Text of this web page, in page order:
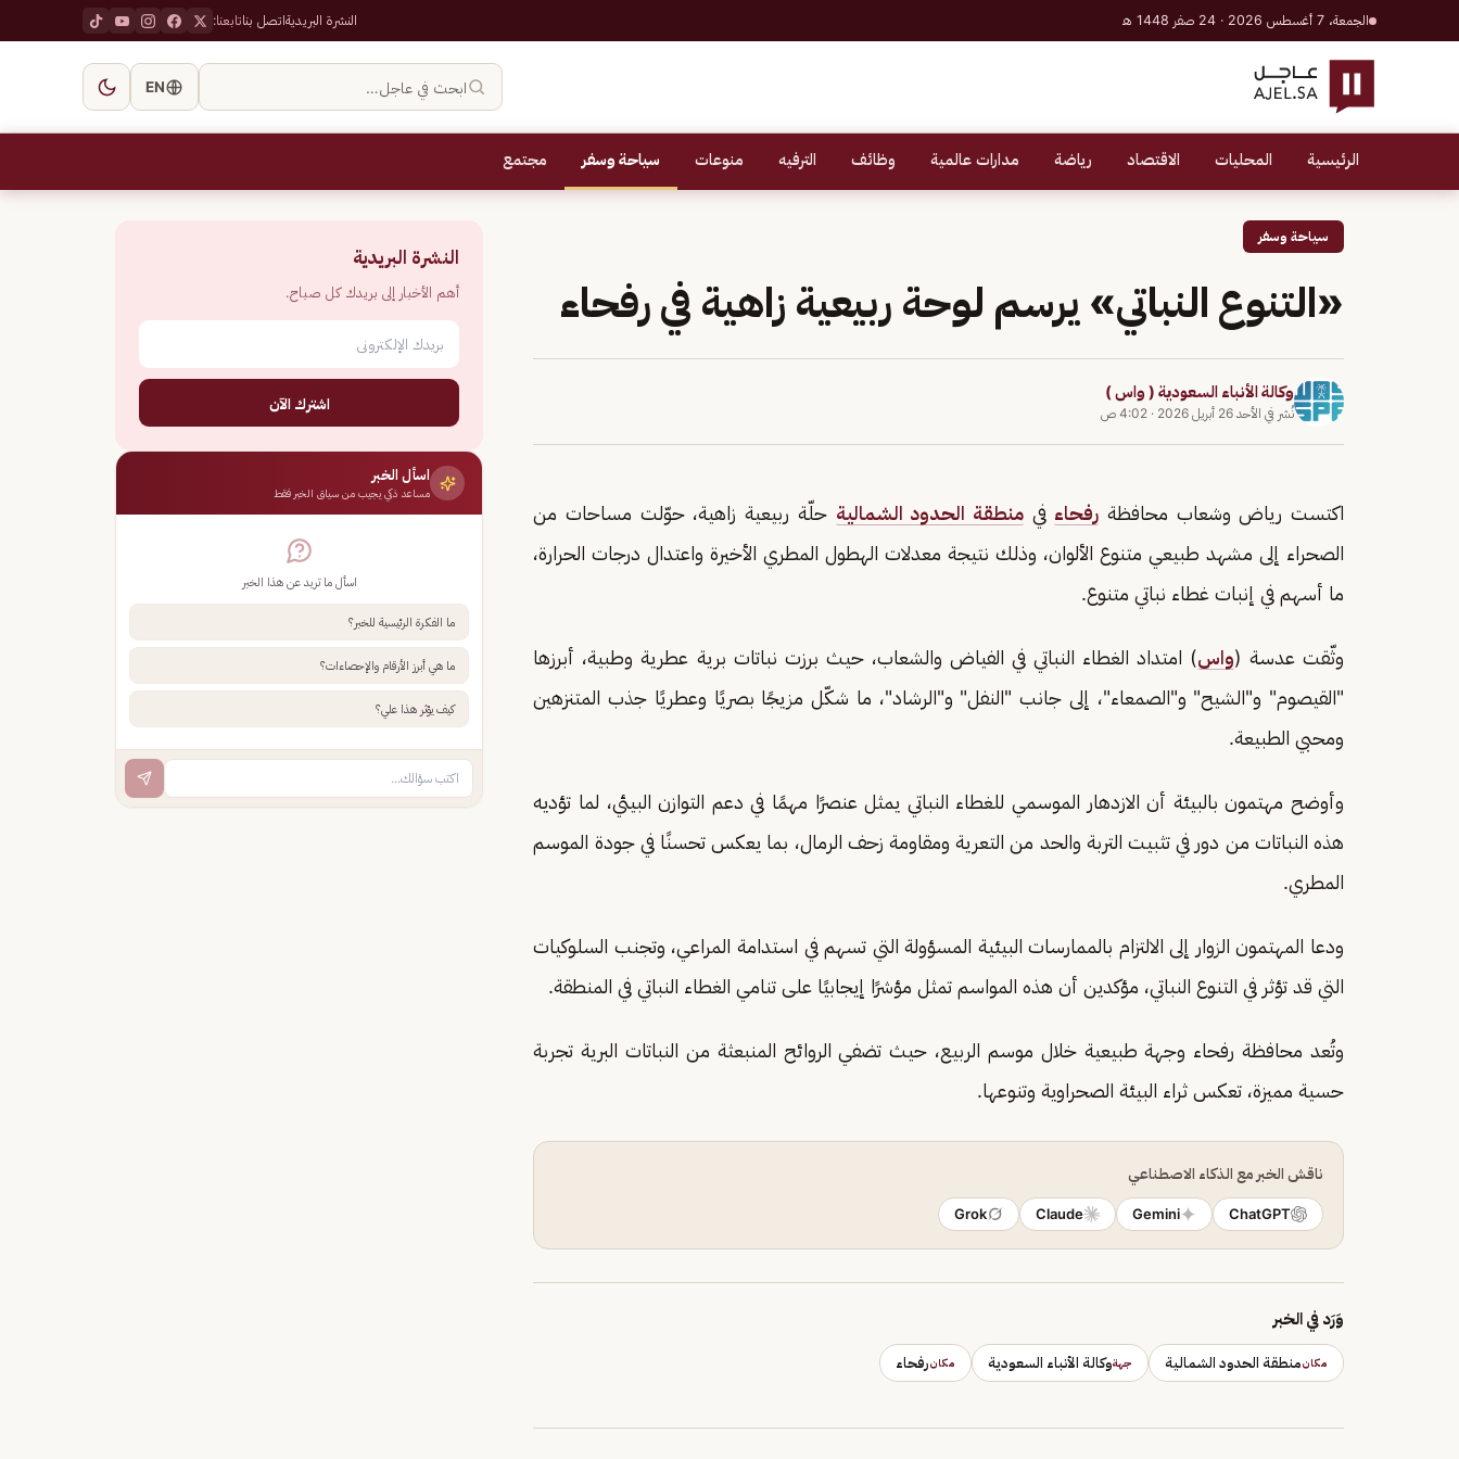
الجمعة، 7 أغسطس 2026 · 24 صفر 1448 هـ النشرة البريديةاتصل بناتابعنا:
ابحث في عاجل… EN
الرئيسية المحليات الاقتصاد رياضة مدارات عالمية وظائف الترفيه منوعات سياحة وسفر مجتمع
سياحة وسفر
«التنوع النباتي» يرسم لوحة ربيعية زاهية في رفحاء
وكالة الأنباء السعودية ( واس )
نُشر في الأحد 26 أبريل 2026 · 4:02 ص
اكتست رياض وشعاب محافظة رفحاء فيمنطقة الحدود الشمالية حلّة ربيعية زاهية، حوّلت مساحات من
الصحراء إلى مشهد طبيعي متنوع الألوان، وذلك نتيجة معدلات الهطول المطري الأخيرة واعتدال درجات الحرارة،
ما أسهم في إنبات غطاء نباتي متنوع.
وثّقت عدسة (واس) امتداد الغطاء النباتي في الفياض والشعاب، حيث برزت نباتات برية عطرية وطبية، أبرزها
"القيصوم" و"الشيح" و"الصمعاء"، إلى جانب "النفل" و"الرشاد"، ما شكّل مزيجًا بصريًا وعطريًا جذب المتنزهين
ومحبي الطبيعة.
وأوضح مهتمون بالبيئة أن الازدهار الموسمي للغطاء النباتي يمثل عنصرًا مهمًا في دعم التوازن البيئي، لما تؤديه
هذه النباتات من دور في تثبيت التربة والحد من التعرية ومقاومة زحف الرمال، بما يعكس تحسنًا في جودة الموسم
المطري.
ودعا المهتمون الزوار إلى الالتزام بالممارسات البيئية المسؤولة التي تسهم في استدامة المراعي، وتجنب السلوكيات
التي قد تؤثر في التنوع النباتي، مؤكدين أن هذه المواسم تمثل مؤشرًا إيجابيًا على تنامي الغطاء النباتي في المنطقة.
وتُعد محافظة رفحاء وجهة طبيعية خلال موسم الربيع، حيث تضفي الروائح المنبعثة من النباتات البرية تجربة
حسية مميزة، تعكس ثراء البيئة الصحراوية وتنوعها.
ناقش الخبر مع الذكاء الاصطناعي
ChatGPT
Gemini
Claude
Grok
وَرَد في الخبر
مكانمنطقة الحدود الشمالية جهةوكالة الأنباء السعودية مكانرفحاء
النشرة البريدية
أهم الأخبار إلى بريدك كل صباح.
اشترك الآن
اسأل الخبر
مساعد ذكي يجيب من سياق الخبر فقط
اسأل ما تريد عن هذا الخبر
ما الفكرة الرئيسية للخبر؟
ما هي أبرز الأرقام والإحصاءات؟
كيف يؤثر هذا علي؟